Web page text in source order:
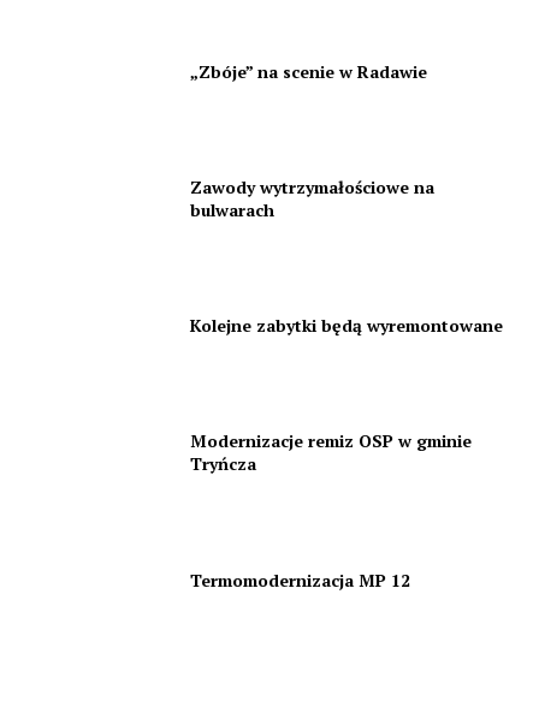
„Zbóje” na scenie w Radawie
Zawody wytrzymałościowe na
bulwarach
Kolejne zabytki będą wyremontowane
Modernizacje remiz OSP w gminie
Tryńcza
Termomodernizacja MP 12